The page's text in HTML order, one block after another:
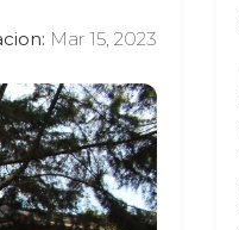
Mar 15, 2023